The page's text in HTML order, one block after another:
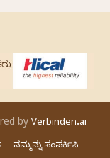
by Verbinden.ai
ನಮ್ಮನ್ನು ಸಂಪರ್ಕಿಸಿ